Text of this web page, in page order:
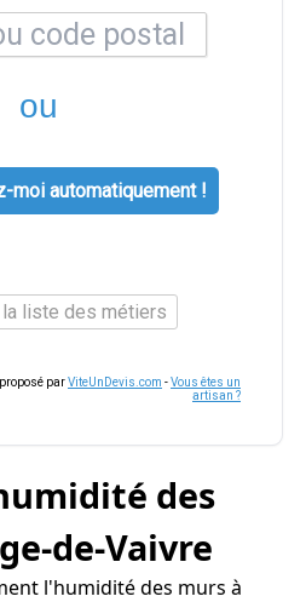
ou
moi automatiquement !
la liste des métiers
parViteUnDevis.com -Vous êtes un
artisan ?
des
de-Vaivre
l'humidité des murs à